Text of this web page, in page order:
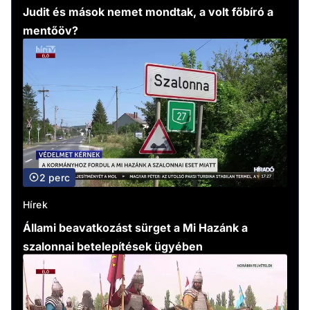
Judit és mások nemet mondtak, a volt főbíró a
mentőöv?
2 perc
Hírek
Állami beavatkozást sürget a Mi Hazánk a
szalonnai betelepítések ügyében